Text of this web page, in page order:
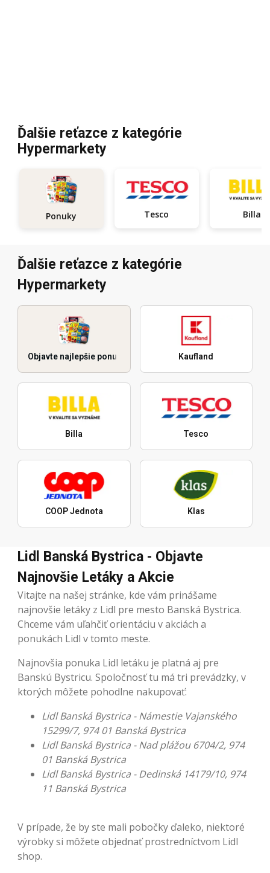
Ďalšie reťazce z kategórie
Hypermarkety
Ponuky Tesco Billa
Ďalšie reťazce z kategórie
Hypermarkety
Objavte najlepšie ponuky Kaufland
Billa Tesco
COOP Jednota Klas
Lidl Banská Bystrica - Objavte
Najnovšie Letáky a Akcie
Vitajte na našej stránke, kde vám prinášame
najnovšie letáky z Lidl pre mesto Banská Bystrica.
Chceme vám uľahčiť orientáciu v akciách a
ponukách Lidl v tomto meste.
Najnovšia ponuka Lidl letáku je platná aj pre
Banskú Bystricu. Spoločnosť tu má tri prevádzky, v
ktorých môžete pohodlne nakupovať:
Lidl Banská Bystrica - Námestie Vajanského
15299/7, 974 01 Banská Bystrica
Lidl Banská Bystrica - Nad plážou 6704/2, 974
01 Banská Bystrica
Lidl Banská Bystrica - Dedinská 14179/10, 974
11 Banská Bystrica
V prípade, že by ste mali pobočky ďaleko, niektoré
výrobky si môžete objednať prostredníctvom Lidl
shop.